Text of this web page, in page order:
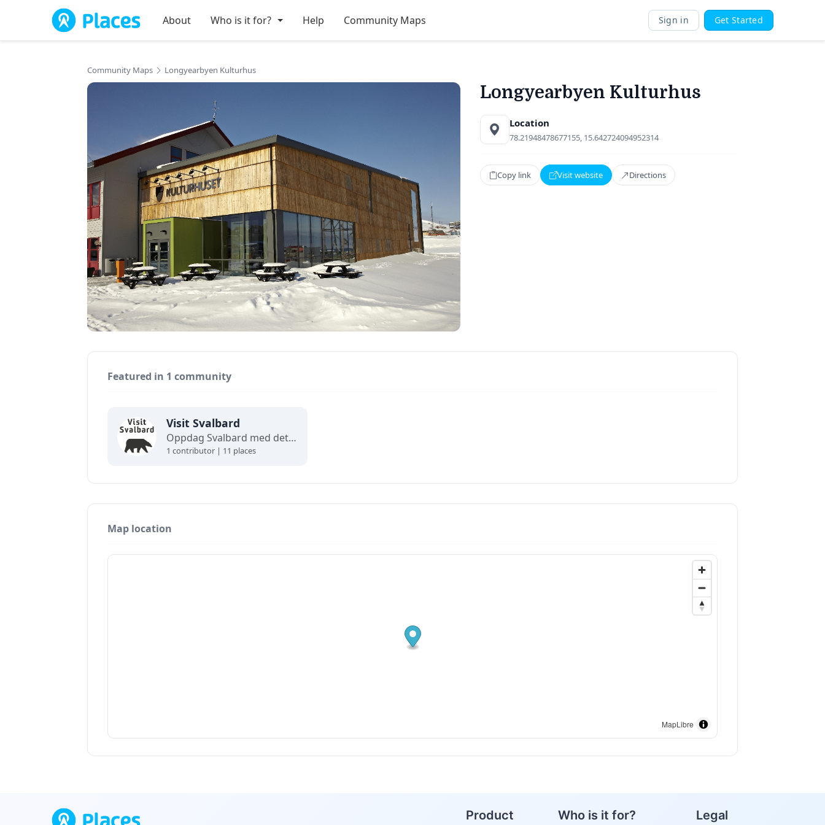
Skip to main content
Sign in Get Started
About Who is it for? Help Community Maps
Community Maps Longyearbyen Kulturhus
Longyearbyen Kulturhus
Location
78.21948478677155, 15.642724094952314
Copy link Visit website Directions
Featured in 1 community
Visit Svalbard
Oppdag Svalbard med dette community-kartet! Finn naturopplevelser, aktiviteter, severdigheter, overnattingssteder og inspirasjon til arktiske eventyr på verdens nordligste øygruppe, fra Longyearbyen til villmarken rundt. (Demo)
1 contributor | 11 places
Map location
MapLibre
Product Who is it for? Legal